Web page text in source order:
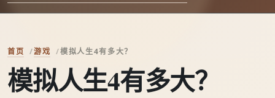
首页 游戏 模拟人生4有多大？
模拟人生4有多大？